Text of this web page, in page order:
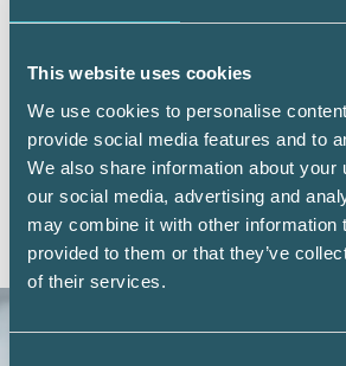
This website uses cookies
We use cookies to personalise
provide social media features and to
We also share information about your
our social media, advertising and
may combine it with other information
provided to them or that they’ve
of their services.
– Vår roll är att agera som
hjälper till att framtidssäkra
genom korrekt hantering av
rutiner och att vara proaktiva i
fel och brister.